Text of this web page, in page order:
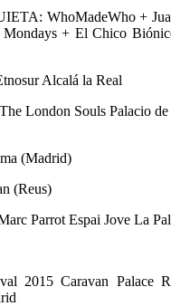
WhoMadeWho +
+ El Chico
Alcalá la Real
London Souls Palacio
(Madrid)
(Reus)
Parrot Espai Jove La
2015 Caravan Palace